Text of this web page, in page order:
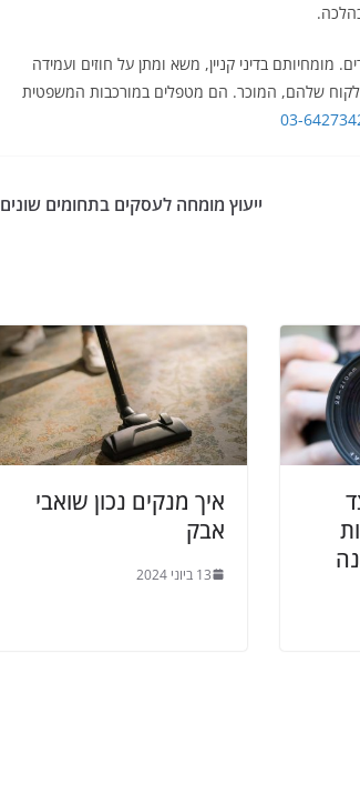
מומחיותם בדיני קניין, משא ומתן על חוזים ועמידה
שלהם, המוכר. הם מטפלים במורכבות המשפטית
03-
ייעוץ מומחה לעסקים בתחומים שונים
איך מנקים נכון שואבי
אבק
13 ביוני 2024